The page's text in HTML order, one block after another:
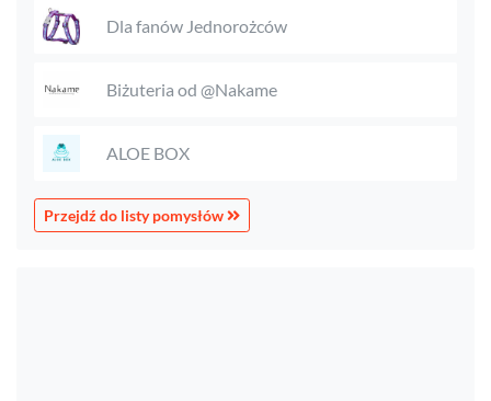
Dla fanów Jednorożców
Biżuteria od @Nakame
ALOE BOX
Przejdź do listy pomysłów